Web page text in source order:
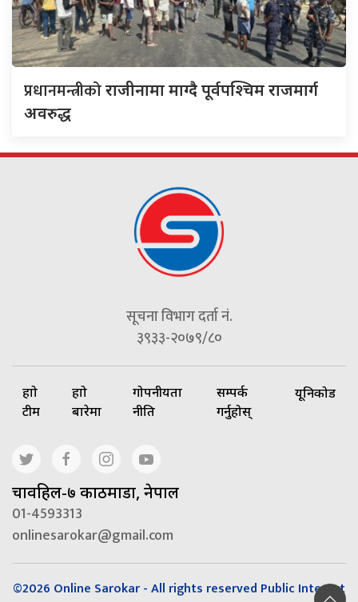
प्रधानमन्त्रीकोराजीनामा माग्दै पूर्वपश्चिम राजमार्ग
अवरुद्ध
सूचना विभाग दर्ता नं.
३९३३-२०७९/८०
हाम्रो
टीम
हाम्रो
बारेमा
गोपनीयता
नीति
सम्पर्क
गर्नुहोस्
यूनिकोड
चावहिल-७ काठमाडौं, नेपाल
01-4593313
onlinesarokar@gmail.com
©2026 Online Sarokar - All rights reserved Public Interest